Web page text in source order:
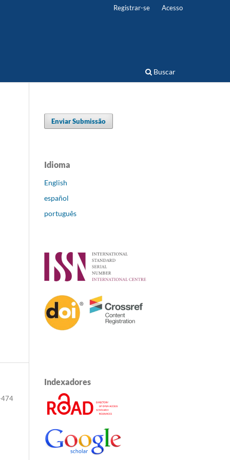
Buscar
Registrar-se Acesso
Enviar Submissão
Idioma
English
español
português
Indexadores